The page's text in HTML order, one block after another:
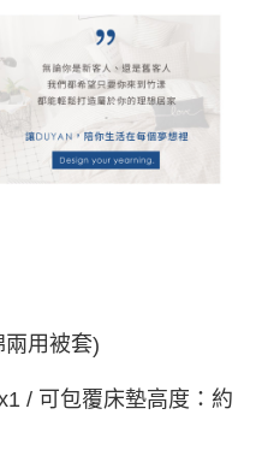
兩用被套)
/ 可包覆床墊高度：約